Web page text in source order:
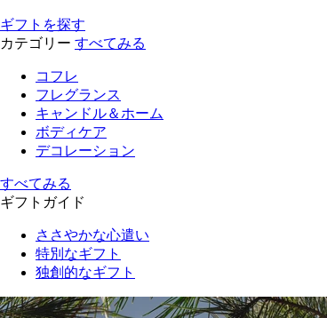
ギフトを探す
カテゴリー すべてみる
コフレ
フレグランス
キャンドル＆ホーム
ボディケア
デコレーション
すべてみる
ギフトガイド
ささやかな心遣い
特別なギフト
独創的なギフト